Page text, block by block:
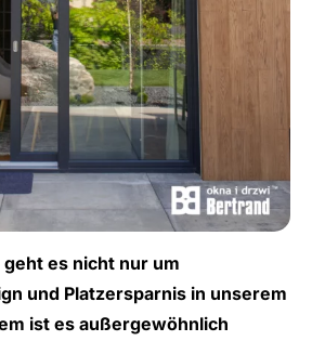
es nicht nur um
und Platzersparnis in unserem
ist es außergewöhnlich